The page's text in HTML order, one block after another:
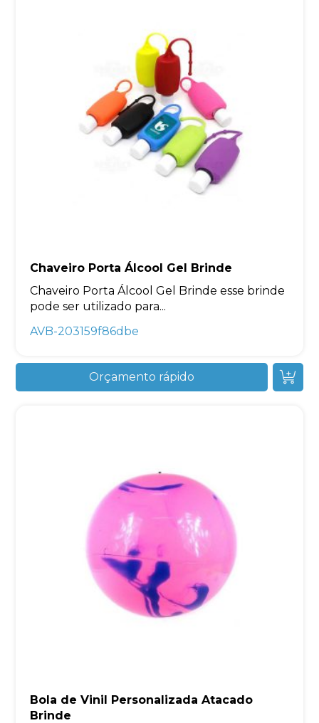
Chaveiro Porta Álcool Gel Brinde
Chaveiro Porta Álcool Gel Brinde esse brinde
pode ser utilizado para...
AVB-203159f86dbe
Orçamento rápido
Bola de Vinil Personalizada Atacado
Brinde